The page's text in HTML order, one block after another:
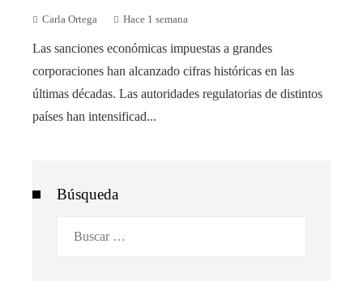
Carla Ortega Hace 1 semana
Las sanciones económicas impuestas a grandes
corporaciones han alcanzado cifras históricas en las
últimas décadas. Las autoridades regulatorias de distintos
países han intensificad...
Búsqueda